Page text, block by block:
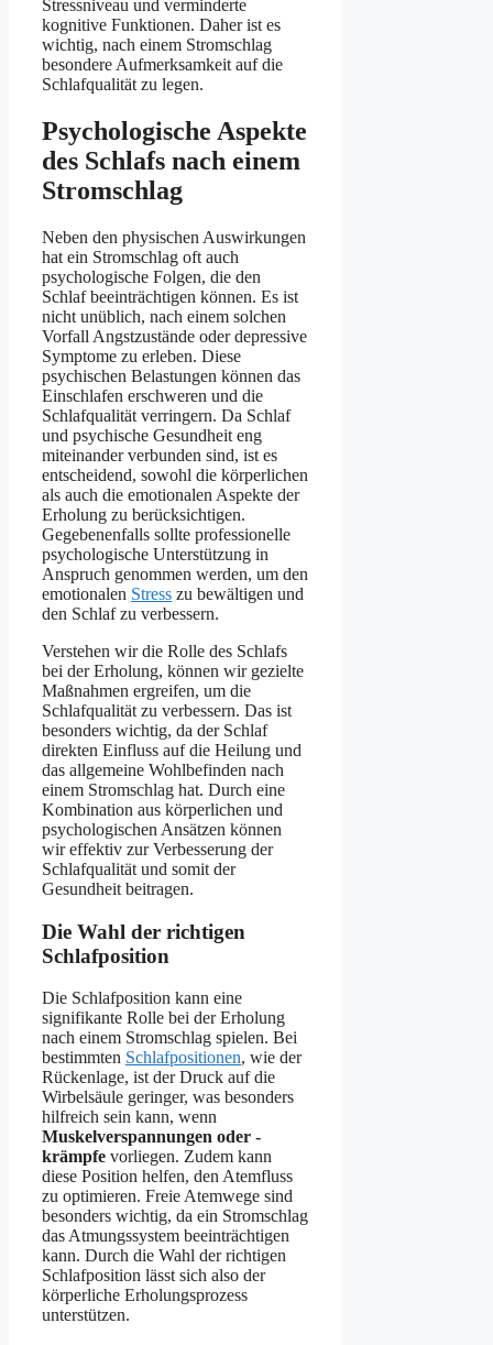
Stressniveau und verminderte
kognitive Funktionen. Daher ist es
wichtig, nach einem Stromschlag
besondere Aufmerksamkeit auf die
Schlafqualität zu legen.
Psychologische Aspekte
des Schlafs nach einem
Stromschlag
Neben den physischen Auswirkungen
hat ein Stromschlag oft auch
psychologische Folgen, die den
Schlaf beeinträchtigen können. Es ist
nicht unüblich, nach einem solchen
Vorfall Angstzustände oder depressive
Symptome zu erleben. Diese
psychischen Belastungen können das
Einschlafen erschweren und die
Schlafqualität verringern. Da Schlaf
und psychische Gesundheit eng
miteinander verbunden sind, ist es
entscheidend, sowohl die körperlichen
als auch die emotionalen Aspekte der
Erholung zu berücksichtigen.
Gegebenenfalls sollte professionelle
psychologische Unterstützung in
Anspruch genommen werden, um den
emotionalen Stress zu bewältigen und
den Schlaf zu verbessern.
Verstehen wir die Rolle des Schlafs
bei der Erholung, können wir gezielte
Maßnahmen ergreifen, um die
Schlafqualität zu verbessern. Das ist
besonders wichtig, da der Schlaf
direkten Einfluss auf die Heilung und
das allgemeine Wohlbefinden nach
einem Stromschlag hat. Durch eine
Kombination aus körperlichen und
psychologischen Ansätzen können
wir effektiv zur Verbesserung der
Schlafqualität und somit der
Gesundheit beitragen.
Die Wahl der richtigen
Schlafposition
Die Schlafposition kann eine
signifikante Rolle bei der Erholung
nach einem Stromschlag spielen. Bei
bestimmten Schlafpositionen, wie der
Rückenlage, ist der Druck auf die
Wirbelsäule geringer, was besonders
hilfreich sein kann, wenn
Muskelverspannungen oder -
krämpfe vorliegen. Zudem kann
diese Position helfen, den Atemfluss
zu optimieren. Freie Atemwege sind
besonders wichtig, da ein Stromschlag
das Atmungssystem beeinträchtigen
kann. Durch die Wahl der richtigen
Schlafposition lässt sich also der
körperliche Erholungsprozess
unterstützen.